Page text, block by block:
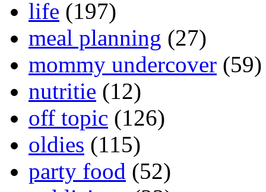
life (197)
meal planning (27)
mommy undercover (59)
nutritie (12)
off topic (126)
oldies (115)
party food (52)